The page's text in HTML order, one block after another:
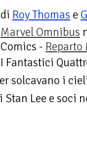
di Roy Thomas e
Marvel Omnibus
Comics -
I Fantastici
solcavano i
Stan Lee e soci